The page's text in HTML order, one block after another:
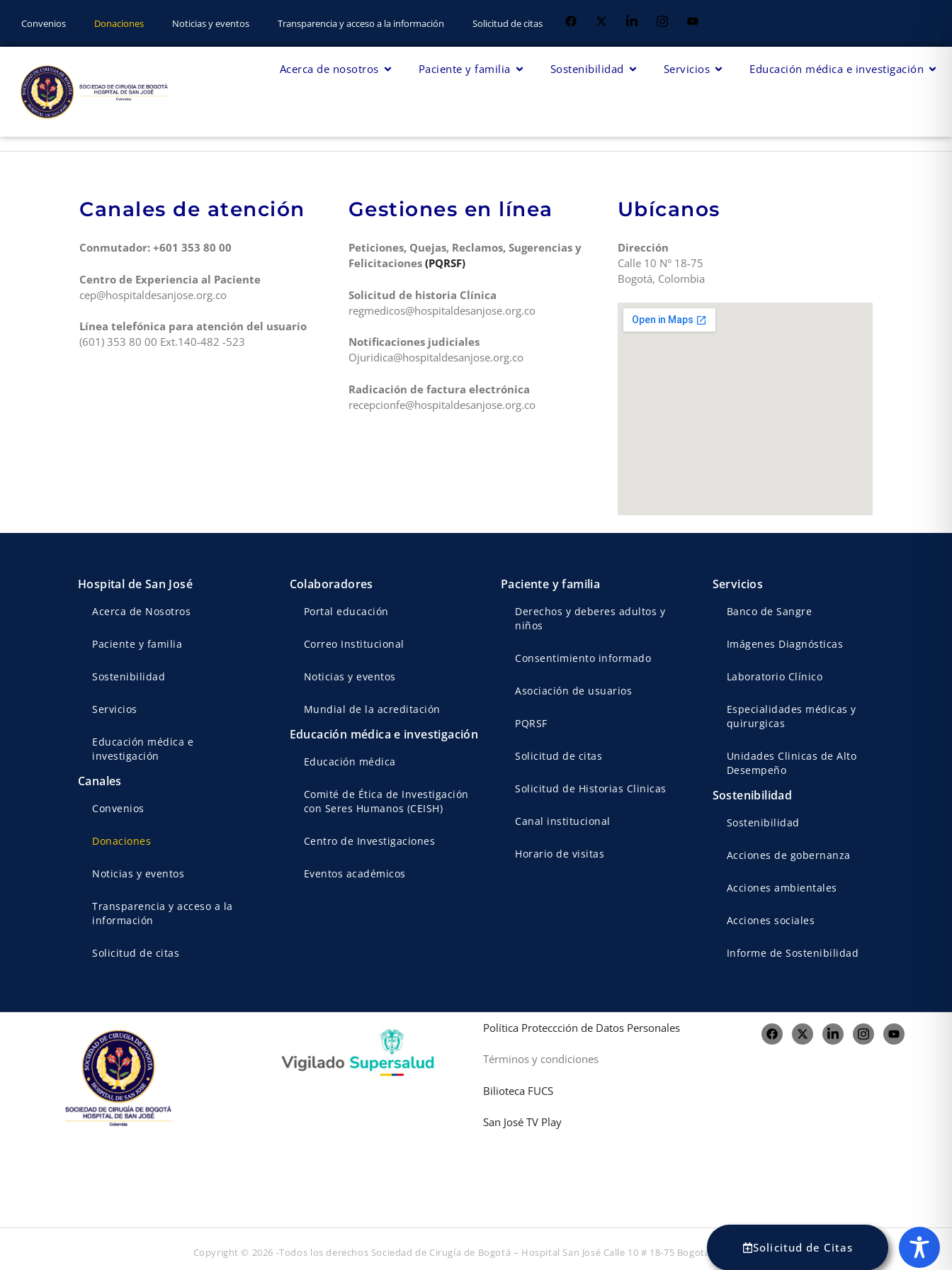
Convenios Donaciones Noticias y eventos Transparencia y acceso a la información Solicitud de citas
Acerca de nosotros Paciente y familia Sostenibilidad Servicios Educación médica e investigación
Solicitud de Citas
Canales de atención
Conmutador: +601 353 80 00
Centro de Experiencia al Paciente
cep@hospitaldesanjose.org.co
Línea telefónica para atención del usuario
(601) 353 80 00 Ext.140-482 -523
Gestiones en línea
Peticiones, Quejas, Reclamos, Sugerencias y
Felicitaciones (PQRSF)
Solicitud de historia Clínica
regmedicos@hospitaldesanjose.org.co
Notificaciones judiciales
Ojuridica@hospitaldesanjose.org.co
Radicación de factura electrónica
recepcionfe@hospitaldesanjose.org.co
Ubícanos
Dirección
Calle 10 N° 18-75
Bogotá, Colombia
Hospital de San José
Acerca de Nosotros
Paciente y familia
Sostenibilidad
Servicios
Educación médica e
investigación
Canales
Convenios
Donaciones
Noticias y eventos
Transparencia y acceso a la
información
Solicitud de citas
Colaboradores
Portal educación
Correo Institucional
Noticias y eventos
Mundial de la acreditación
Educación médica e investigación
Educación médica
Comité de Ética de Investigación
con Seres Humanos (CEISH)
Centro de Investigaciones
Eventos académicos
Paciente y familia
Derechos y deberes adultos y
niños
Consentimiento informado
Asociación de usuarios
PQRSF
Solicitud de citas
Solicitud de Historias Clinicas
Canal institucional
Horario de visitas
Servicios
Banco de Sangre
Imágenes Diagnósticas
Laboratorio Clínico
Especialidades médicas y
quirurgicas
Unidades Clinicas de Alto
Desempeño
Sostenibilidad
Sostenibilidad
Acciones de gobernanza
Acciones ambientales
Acciones sociales
Informe de Sostenibilidad
Política Proteccción de Datos Personales
Términos y condiciones
Bilioteca FUCS
San José TV Play
Copyright © 2026 -Todos los derechos Sociedad de Cirugía de Bogotá – Hospital San José Calle 10 # 18-75 Bogotá, Colombia